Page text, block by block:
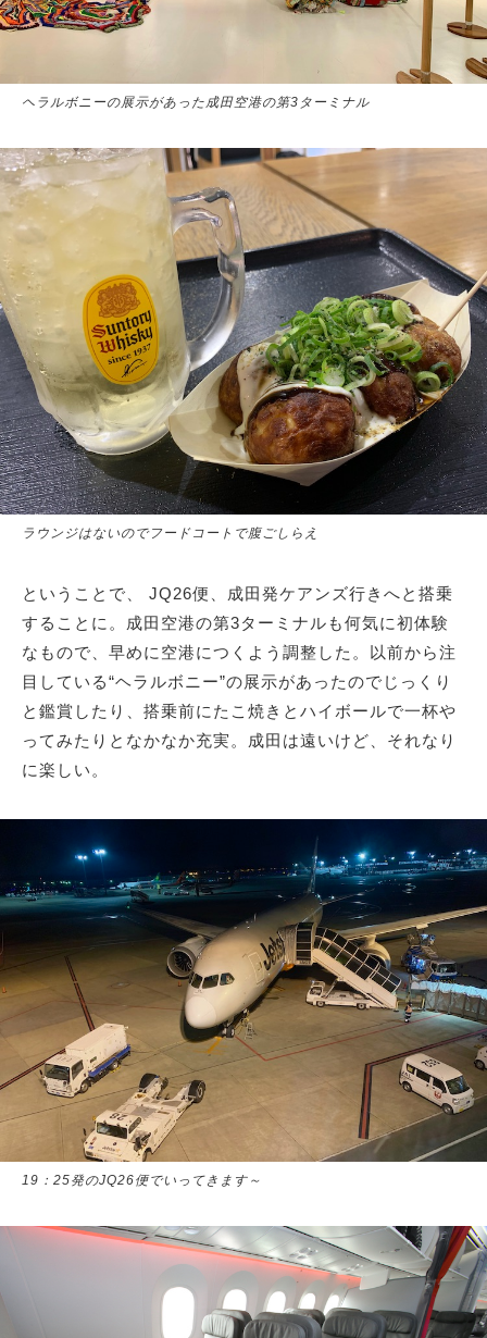
ヘラルボニーの展示があった成田空港の第3ターミナル
ラウンジはないのでフードコートで腹ごしらえ
ということで、 JQ26便、成田発ケアンズ行きへと搭乗
することに。成田空港の第3ターミナルも何気に初体験
なもので、早めに空港につくよう調整した。以前から注
目している“ヘラルボニー”の展示があったのでじっくり
と鑑賞したり、搭乗前にたこ焼きとハイボールで一杯や
ってみたりとなかなか充実。成田は遠いけど、それなり
に楽しい。
19：25発のJQ26便でいってきます～